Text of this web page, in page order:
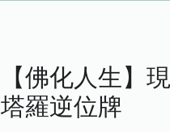
【佛化人生】
塔羅逆位牌